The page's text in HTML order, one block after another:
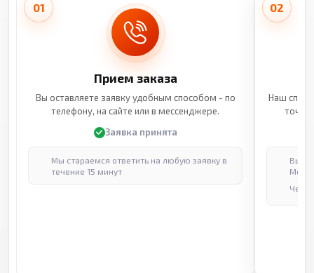
01
Прием заказа
Вы оставляете заявку удобным способом - по
телефону, на сайте или в мессенджере.
Заявка принята
Мы стараемся ответить на любую заявку в
течение 15 минут
02
Наш